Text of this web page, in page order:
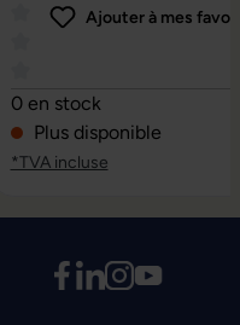
Note moyenne de 0 sur 5
Ajouter à mes
0 en stock
Plus disponible
*TVA incluse